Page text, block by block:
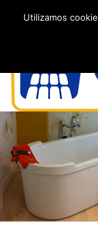
Utilizamos